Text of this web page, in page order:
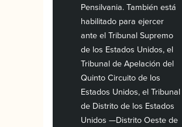
Pensilvania. También está
habilitado para ejercer
ante el Tribunal Supremo
de los Estados Unidos, el
Tribunal de Apelación del
Quinto Circuito de los
Estados Unidos, el Tribunal
de Distrito de los Estados
Unidos —Distrito Oeste de